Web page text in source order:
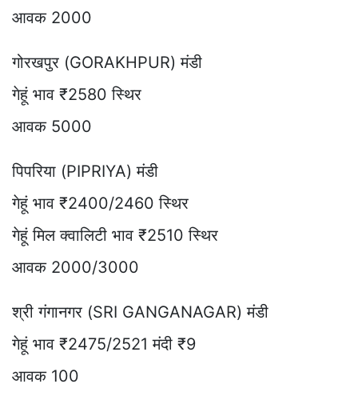
आवक 2000
गोरखपुर (GORAKHPUR) मंडी
गेहूं भाव ₹2580 स्थिर
आवक 5000
पिपरिया (PIPRIYA) मंडी
गेहूं भाव ₹2400/2460 स्थिर
गेहूं मिल क्वालिटी भाव ₹2510 स्थिर
आवक 2000/3000
श्री गंगानगर (SRI GANGANAGAR) मंडी
गेहूं भाव ₹2475/2521 मंदी ₹9
आवक 100